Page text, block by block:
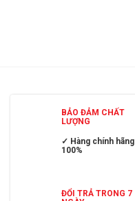
BẢO ĐẢM CHẤT
LƯỢNG
✓ Hàng chính hãng
100%
ĐỔI TRẢ TRONG 7